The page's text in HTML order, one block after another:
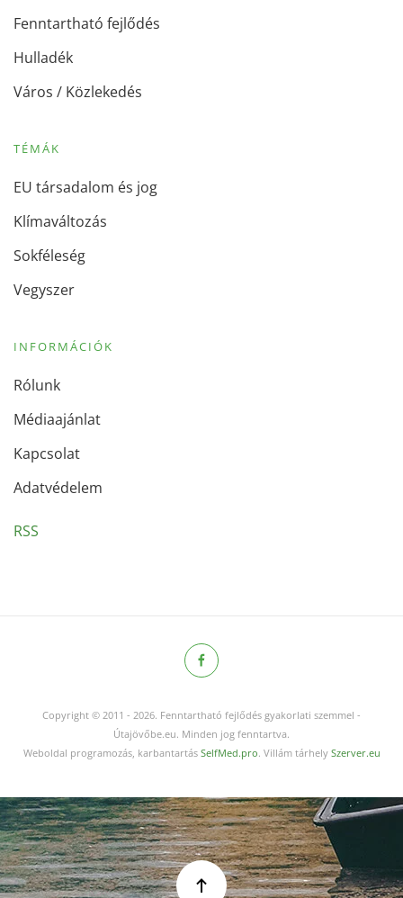
Fenntartható fejlődés
Hulladék
Város / Közlekedés
TÉMÁK
EU társadalom és jog
Klímaváltozás
Sokféleség
Vegyszer
INFORMÁCIÓK
Rólunk
Médiaajánlat
Kapcsolat
Adatvédelem
RSS
Copyright © 2011 - 2026. Fenntartható fejlődés gyakorlati szemmel -
Útajövőbe.eu. Minden jog fenntartva.
Weboldal programozás, karbantartás SelfMed.pro. Villám tárhely Szerver.eu